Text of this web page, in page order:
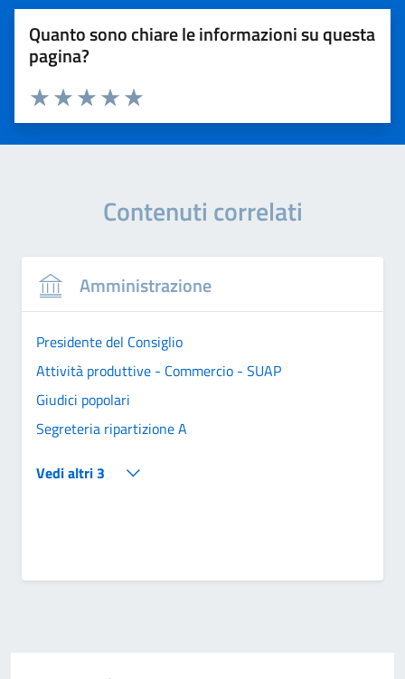
Quanto sono chiare le informazioni su questa
pagina?
Valuta 5 stelle su 5
Valuta 4 stelle su 5
Valuta 3 stelle su 5
Valuta 2 stelle su 5
Valuta 1 stelle su 5
Contenuti correlati
Amministrazione
Presidente del Consiglio
Attività produttive - Commercio - SUAP
Giudici popolari
Segreteria ripartizione A
Vedi altri 3